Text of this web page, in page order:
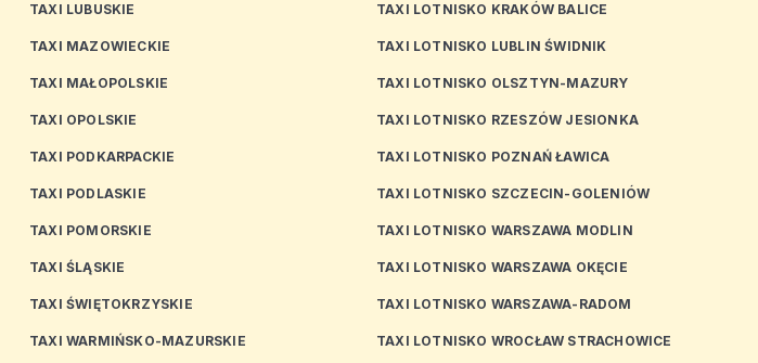
TAXI LUBUSKIE
TAXI MAZOWIECKIE
TAXI MAŁOPOLSKIE
TAXI OPOLSKIE
TAXI PODKARPACKIE
TAXI PODLASKIE
TAXI POMORSKIE
TAXI ŚLĄSKIE
TAXI ŚWIĘTOKRZYSKIE
TAXI WARMIŃSKO-MAZURSKIE
TAXI LOTNISKO KRAKÓW BALICE
TAXI LOTNISKO LUBLIN ŚWIDNIK
TAXI LOTNISKO OLSZTYN-MAZURY
TAXI LOTNISKO RZESZÓW JESIONKA
TAXI LOTNISKO POZNAŃ ŁAWICA
TAXI LOTNISKO SZCZECIN-GOLENIÓW
TAXI LOTNISKO WARSZAWA MODLIN
TAXI LOTNISKO WARSZAWA OKĘCIE
TAXI LOTNISKO WARSZAWA-RADOM
TAXI LOTNISKO WROCŁAW STRACHOWICE